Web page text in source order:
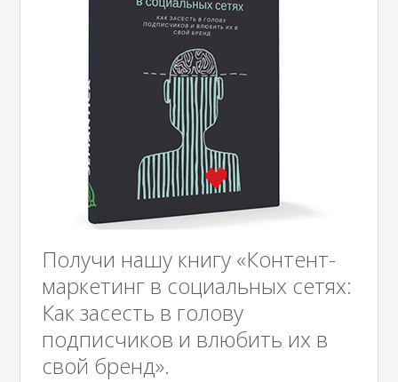
Получи нашу книгу «Контент-
маркетинг в социальных сетях:
Как засесть в голову
подписчиков и влюбить их в
свой бренд».